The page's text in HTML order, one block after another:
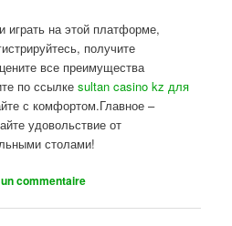
на этой платформе,
получите
все преимущества
по ссылкеsultan casino kz для
с комфортом.Главное –
удовольствие от
столами!
commentaire